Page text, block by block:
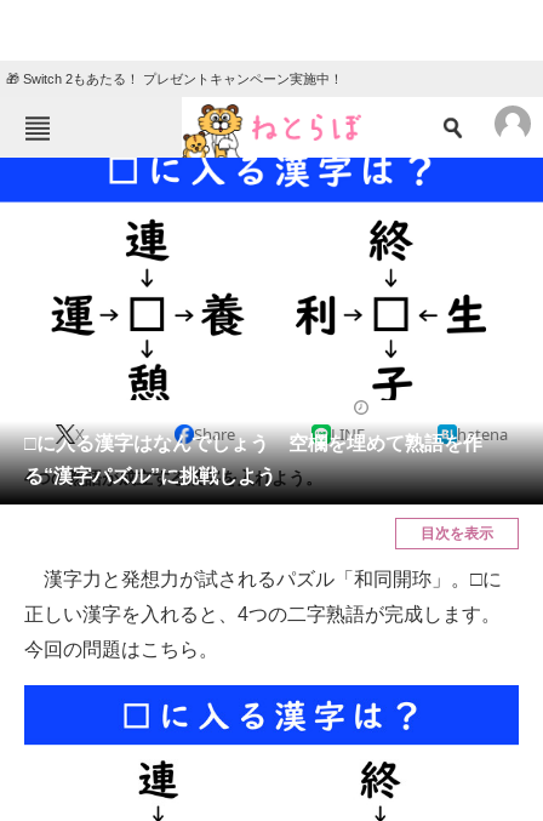
🎁 Switch 2もあたる！ プレゼントキャンペーン実施中！
ねとらぼメニュー
TOP ニュース
グルメ 地域
会員記事
メディア
ITの今と未来を見通す
スマホと通信の最新トレンド
進化するPCとデバイスの未来
好きが集まる 比べて選べる
ビジネスと働き方のヒント
□に入る漢字はなんでしょう 空欄を埋めて熟語を作
る“漢字パズル”に挑戦しよう
X Share LINE hatena
4つの熟語が成立する漢字を入れよう。
目次を表示
漢字力と発想力が試されるパズル「和同開珎」。□に
正しい漢字を入れると、4つの二字熟語が完成します。
今回の問題はこちら。